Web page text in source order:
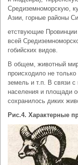
Средиземноморскую,
Азии, горные районы
етствующие
всей
гобийских видов.
В общем, животный
происходило не
земель и т.п. В связи с
населения и площади
сохранилось диких
Рис.4. Характерные